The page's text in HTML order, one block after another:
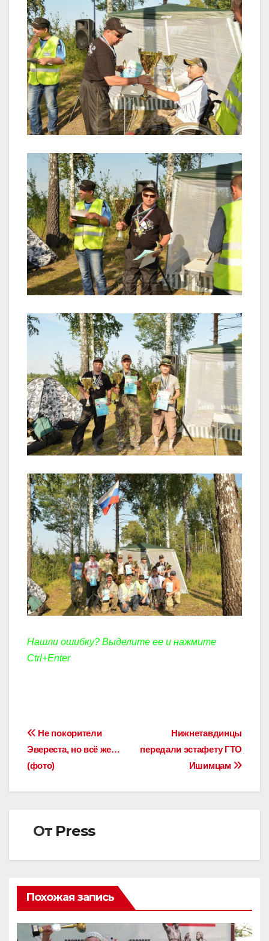
Нашли ошибку? Выделите ее и нажмите
Ctrl+Enter
Навигация
по
записям
Нижнетавдинцы
передали эстафету ГТО
Ишимцам
Не покорители
Эвереста, но всё же…
(фото)
От Press
Похожая запись